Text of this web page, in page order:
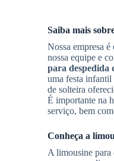
Saiba mais
Nossa empresa é
nossa equipe e
para despedida
uma festa infantil
de solteira
É importante na
serviço, bem
Conheça a
A limousine para